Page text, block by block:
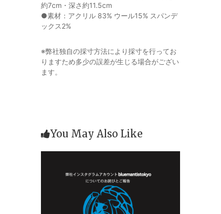
約7cm・深さ約11.5cm
●素材：アクリル 83% ウール15% スパンデ
ックス2%
※弊社独自の採寸方法により採寸を行ってお
りますため多少の誤差が生じる場合がござい
ます。
You May Also Like